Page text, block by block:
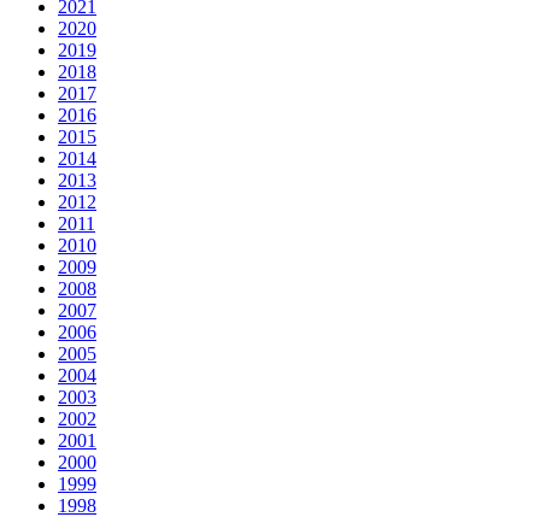
2021
2020
2019
2018
2017
2016
2015
2014
2013
2012
2011
2010
2009
2008
2007
2006
2005
2004
2003
2002
2001
2000
1999
1998